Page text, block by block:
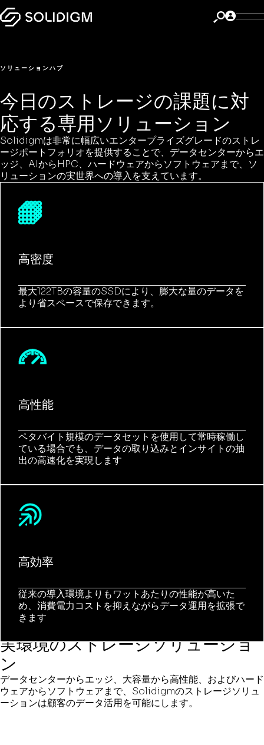
SOLIDIGMのデータストレージ SOLIDIGMソリューション
ソリューションハブ
今日のストレージの課題に対
応する専用ソリューション
Solidigmは非常に幅広いエンタープライズグレードのストレ
ージポートフォリオを提供することで、データセンターからエ
ッジ、AIからHPC、ハードウェアからソフトウェアまで、ソ
リューションの実世界への導入を支えています。
高密度
最大122TBの容量のSSDにより、膨大な量のデータを
より省スペースで保存できます。
高性能
ペタバイト規模のデータセットを使用して常時稼働し
ている場合でも、データの取り込みとインサイトの抽
出の高速化を実現します
高効率
従来の導入環境よりもワットあたりの性能が高いた
め、消費電力コストを抑えながらデータ運用を拡張で
きます
実環境のストレージソリューショ
ン
データセンターからエッジ、大容量から高性能、およびハード
ウェアからソフトウェアまで、Solidigmのストレージソリュ
ーションは顧客のデータ活用を可能にします。